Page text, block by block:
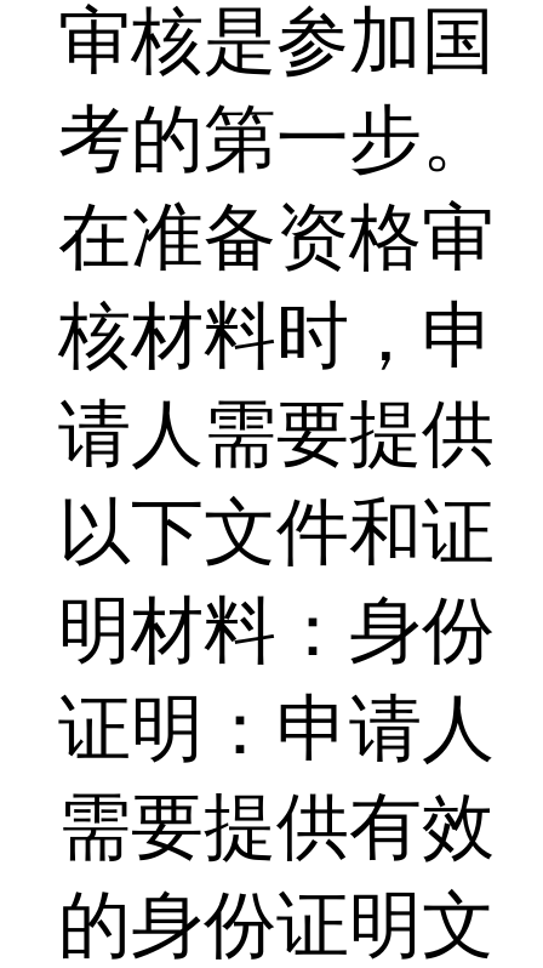
审核是参加国
考的第一步。
在准备资格审
核材料时，申
请人需要提供
以下文件和证
明材料：身份
证明：申请人
需要提供有效
的身份证明文